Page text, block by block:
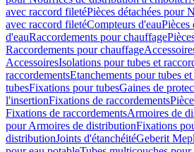
avec raccord filetéPièces détachées pour
avec raccord filetéCompteurs d'eauPièces
d'eauRaccordements pour chauffage
Raccordements pour chauffage
AccessoiresIsolations pour tubes et
raccordementsEtanchements pour tubes
tubesFixations pour tubesGaines de
l'insertionFixations de raccordements
Fixations de raccordementsArmoires de
pour Armoires de distributionFixations
distributionJoints d'étanchéitéGeberit